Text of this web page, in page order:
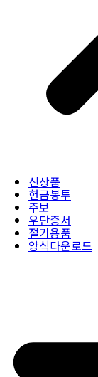
신상품
헌금봉투
주보
우단증서
절기용품
양식다운로드